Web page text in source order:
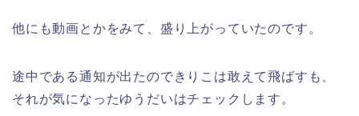
他にも動画とかをみて、盛り上がっていたのです。
途中である通知が出たのできりこは敢えて飛ばすも、
それが気になったゆうだいはチェックします。